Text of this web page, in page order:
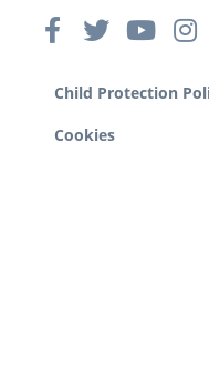
Child Protection
Cookies